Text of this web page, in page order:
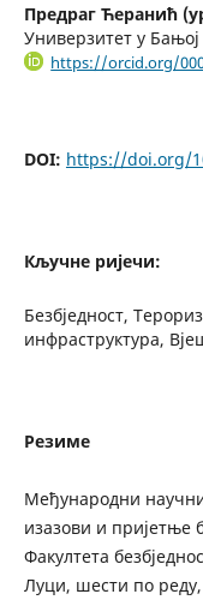
Предраг Ћеранић
Универзитет у
https://orcid.org/
DOI: https://doi.org/
Кључне ријечи:
Безбједност,
инфраструктура,
Резиме
Међународни
изазови и пријетње
Факултета
Луци, шести по